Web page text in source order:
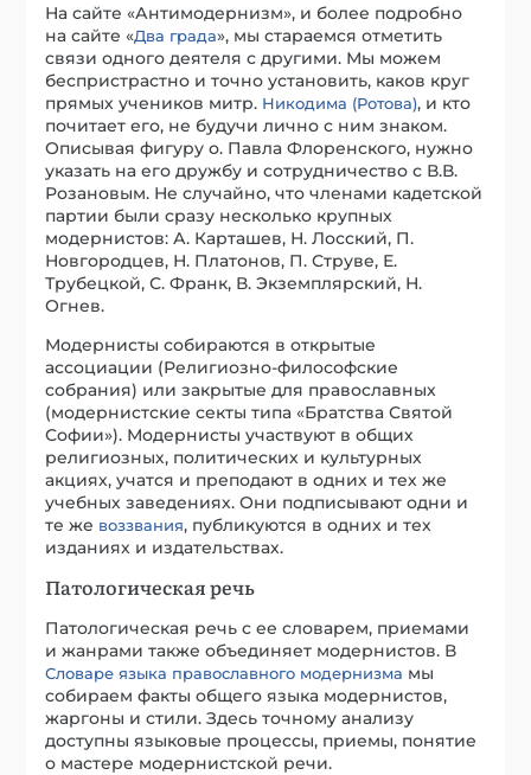
На сайте «Антимодернизм», и более подробно
на сайте «Два града», мы стараемся отметить
связи одного деятеля с другими. Мы можем
беспристрастно и точно установить, каков круг
прямых учеников митр. Никодима (Ротова), и кто
почитает его, не будучи лично с ним знаком.
Описывая фигуру о. Павла Флоренского, нужно
указать на его дружбу и сотрудничество с В.В.
Розановым. Не случайно, что членами кадетской
партии были сразу несколько крупных
модернистов: А. Карташев, Н. Лосский, П.
Новгородцев, Н. Платонов, П. Струве, Е.
Трубецкой, С. Франк, В. Экземплярский, Н.
Огнев.
Модернисты собираются в открытые
ассоциации (Религиозно-философские
собрания) или закрытые для православных
(модернистские секты типа «Братства Святой
Софии»). Модернисты участвуют в общих
религиозных, политических и культурных
акциях, учатся и преподают в одних и тех же
учебных заведениях. Они подписывают одни и
те же воззвания, публикуются в одних и тех
изданиях и издательствах.
Патологическая речь
Патологическая речь с ее словарем, приемами
и жанрами также объединяет модернистов. В
Словаре языка православного модернизма мы
собираем факты общего языка модернистов,
жаргоны и стили. Здесь точному анализу
доступны языковые процессы, приемы, понятие
о мастере модернистской речи.